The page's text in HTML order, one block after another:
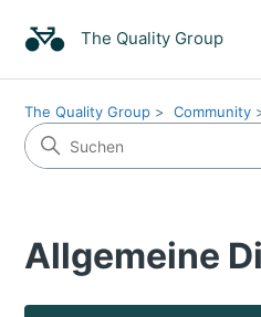
The Quality Group
The Quality Group Community
Allgemeine